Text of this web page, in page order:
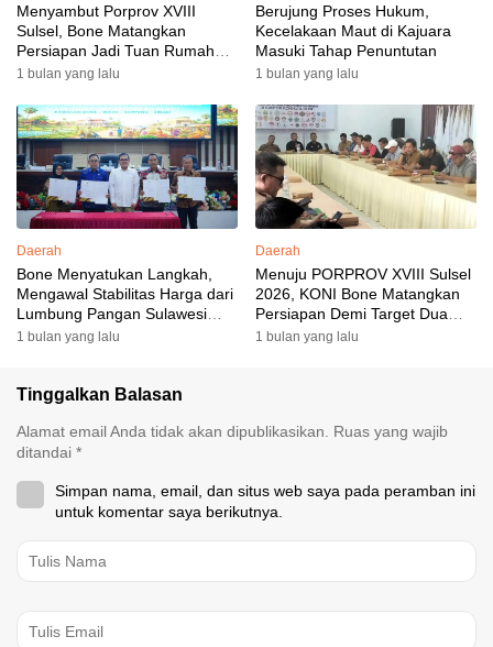
Menyambut Porprov XVIII
Sulsel, Bone Matangkan
Persiapan Jadi Tuan Rumah
yang Berkesan: Wakil Bupati
Targetkan Venue dan
Akomodasi Rampung
1 bulan yang lalu
Berujung Proses Hukum,
Kecelakaan Maut di Kajuara
Masuki Tahap Penuntutan
1 bulan yang lalu
Daerah
Bone Menyatukan Langkah,
Mengawal Stabilitas Harga dari
Lumbung Pangan Sulawesi
Selatan
1 bulan yang lalu
Daerah
Menuju PORPROV XVIII Sulsel
2026, KONI Bone Matangkan
Persiapan Demi Target Dua
Besar
1 bulan yang lalu
Tinggalkan Balasan
Alamat email Anda tidak akan dipublikasikan.
Ruas yang wajib
ditandai *
Simpan nama, email, dan situs web saya pada peramban ini
untuk komentar saya berikutnya.